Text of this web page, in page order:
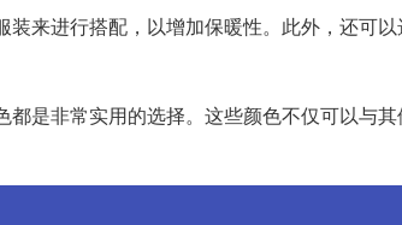
来进行搭配，以增加保暖性。此外，还可
是非常实用的选择。这些颜色不仅可以与